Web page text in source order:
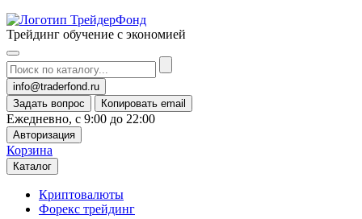
Трейдинг обучение с экономией
info@traderfond.ru
Задать вопрос
Копировать email
Ежедневно, с 9:00 до 22:00
Авторизация
Корзина
Каталог
Криптовалюты
Форекс трейдинг